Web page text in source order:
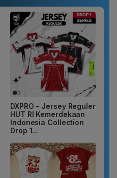
DXPRO - Jersey Reguler
HUT RI Kemerdekaan
Indonesia Collection
Drop 1...